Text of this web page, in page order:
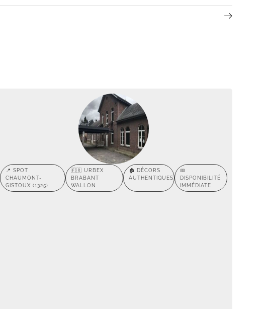
📍 SPOT
CHAUMONT-
GISTOUX (1325)
🇫🇷 URBEX
BRABANT
WALLON
🏚️ DÉCORS
AUTHENTIQUES
📅
DISPONIBILITÉ
IMMÉDIATE